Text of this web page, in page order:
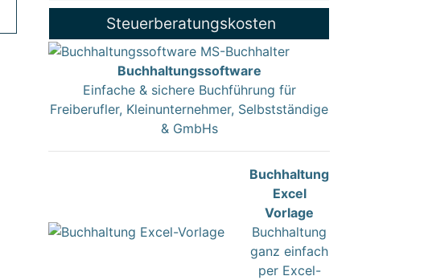
Steuerberatungskosten
Buchhaltungssoftware
Einfache & sichere Buchführung für
Freiberufler, Kleinunternehmer, Selbstständige
& GmbHs
Buchhaltung
Excel
Vorlage
Buchhaltung
ganz einfach
per Excel-